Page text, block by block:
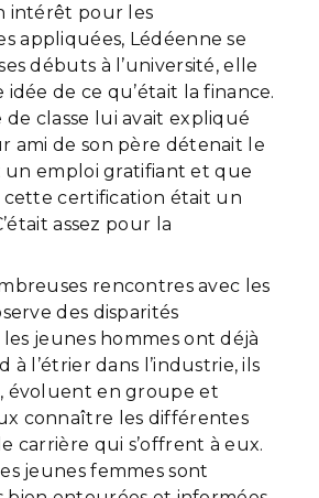
intérêt pour les
appliquées, Lédéenne se
débuts à l’université, elle
idée de ce qu’était la finance.
de classe lui avait expliqué
ami de son père détenait le
un emploi gratifiant et que
cette certification était un
assez pour la
rencontres avec les
des disparités
les jeunes hommes ont déjà
à l’étrier dans l’industrie, ils
évoluent en groupe et
connaître les différentes
carrière qui s’offrent à eux.
jeunes femmes sont